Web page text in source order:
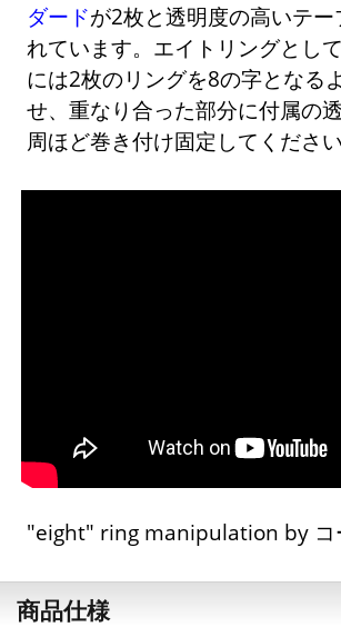
ダードが2枚と透明度の高いテー
れています。エイトリングとし
には2枚のリングを8の字となる
せ、重なり合った部分に付属の
周ほど巻き付け固定してください
"eight" ring manipulation by コ
商品仕様